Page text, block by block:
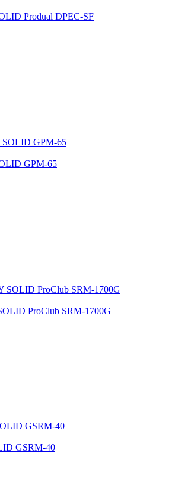
Produal DPEC-SF
GPM-65
ProClub SRM-1700G
GSRM-40